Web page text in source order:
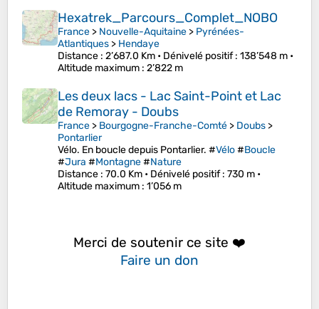
Hexatrek_Parcours_Complet_NOBO
France > Nouvelle-Aquitaine > Pyrénées-
Atlantiques > Hendaye
Distance : 2’687.0 Km • Dénivelé positif: 138’548 m •
Altitude maximum : 2’822 m
Les deux lacs - Lac Saint-Point et Lac
de Remoray - Doubs
France > Bourgogne-Franche-Comté > Doubs >
Pontarlier
Vélo. En boucle depuis Pontarlier. #Vélo#Boucle
#Jura #Montagne#Nature
Distance : 70.0 Km • Dénivelé positif: 730 m •
Altitude maximum : 1’056 m
Merci de soutenir ce site ❤️
Faire un don